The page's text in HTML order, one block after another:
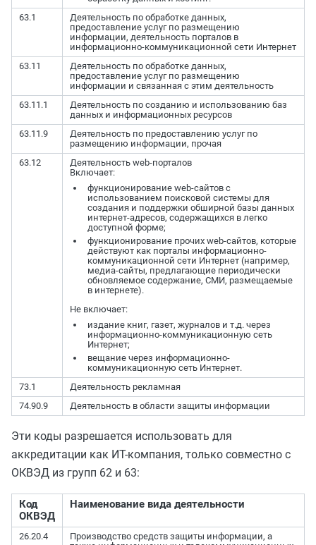
63.1
Деятельность по обработке данных,
предоставление услуг по размещению
информации, деятельность порталов в
информационно-коммуникационной сети Интернет
63.11
Деятельность по обработке данных,
предоставление услуг по размещению
информации и связанная с этим деятельность
63.11.1
Деятельность по созданию и использованию баз
данных и информационных ресурсов
63.11.9
Деятельность по предоставлению услуг по
размещению информации, прочая
63.12
Деятельность web-порталов
Включает:
функционирование web-сайтов с
использованием поисковой системы для
создания и поддержки обширной базы данных
интернет-адресов, содержащихся в легко
доступной форме;
функционирование прочих web-сайтов, которые
действуют как порталы информационно-
коммуникационной сети Интернет (например,
медиа-сайты, предлагающие периодически
обновляемое содержание, СМИ, размещаемые
в интернете).
Не включает:
издание книг, газет, журналов и т.д. через
информационно-коммуникационную сеть
Интернет;
вещание через информационно-
коммуникационную сеть Интернет.
73.1
Деятельность рекламная
74.90.9
Деятельность в области защиты информации
Эти коды разрешается использовать для
аккредитации как ИТ-компания, только совместно с
ОКВЭД из групп 62 и 63:
Код
ОКВЭД
Наименование вида деятельности
26.20.4
Производство средств защиты информации, а